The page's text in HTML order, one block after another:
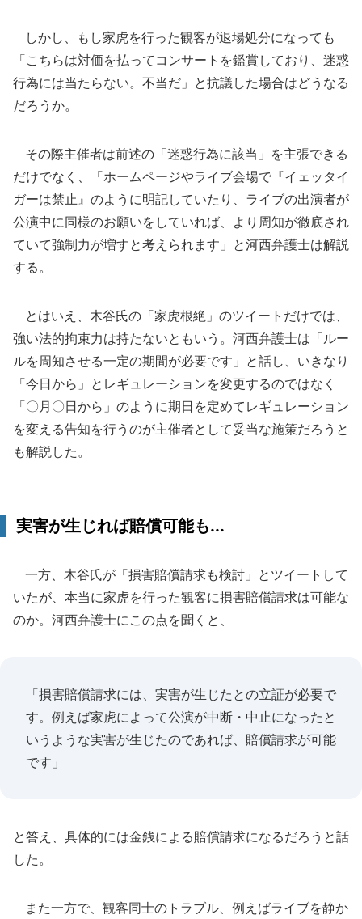
しかし、もし家虎を行った観客が退場処分になっても
「こちらは対価を払ってコンサートを鑑賞しており、迷惑
行為には当たらない。不当だ」と抗議した場合はどうなる
だろうか。
その際主催者は前述の「迷惑行為に該当」を主張できる
だけでなく、「ホームページやライブ会場で『イェッタイ
ガーは禁止』のように明記していたり、ライブの出演者が
公演中に同様のお願いをしていれば、より周知が徹底され
ていて強制力が増すと考えられます」と河西弁護士は解説
する。
とはいえ、木谷氏の「家虎根絶」のツイートだけでは、
強い法的拘束力は持たないともいう。河西弁護士は「ルー
ルを周知させる一定の期間が必要です」と話し、いきなり
「今日から」とレギュレーションを変更するのではなく
「〇月〇日から」のように期日を定めてレギュレーション
を変える告知を行うのが主催者として妥当な施策だろうと
も解説した。
実害が生じれば賠償可能も...
一方、木谷氏が「損害賠償請求も検討」とツイートして
いたが、本当に家虎を行った観客に損害賠償請求は可能な
のか。河西弁護士にこの点を聞くと、
「損害賠償請求には、実害が生じたとの立証が必要で
す。例えば家虎によって公演が中断・中止になったと
いうような実害が生じたのであれば、賠償請求が可能
です」
と答え、具体的には金銭による賠償請求になるだろうと話
した。
また一方で、観客同士のトラブル、例えばライブを静か